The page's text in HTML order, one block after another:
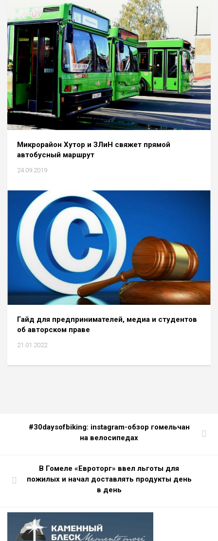
Микрорайон Хутор и ЗЛиН свяжет прямой
автобусный маршрут
24.09.2019
Гайд для предпринимателей, медиа и студентов
об авторском праве
21.01.2022
#30daysofbiking: instagram-обзор гомельчан
на велосипедах
В Гомеле «Евроторг» ввел льготы для
пожилых и начал доставлять продукты день
в день